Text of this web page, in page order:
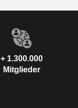
+ 1.300.000
Mitglieder